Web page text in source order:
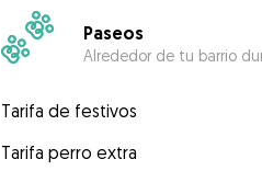
Paseos
Alrededor de tu barrio
Tarifa de festivos
Tarifa perro extra